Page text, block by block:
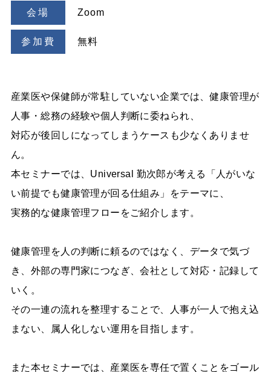
会場 Zoom
参加費 無料
産業医や保健師が常駐していない企業では、健康管理が
人事・総務の経験や個人判断に委ねられ、
対応が後回しになってしまうケースも少なくありませ
ん。
本セミナーでは、Universal 勤次郎が考える「人がいな
い前提でも健康管理が回る仕組み」をテーマに、
実務的な健康管理フローをご紹介します。
健康管理を人の判断に頼るのではなく、データで気づ
き、外部の専門家につなぎ、会社として対応・記録して
いく。
その一連の流れを整理することで、人事が一人で抱え込
まない、属人化しない運用を目指します。
また本セミナーでは、産業医を専任で置くことをゴール